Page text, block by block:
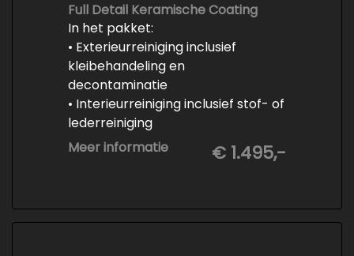
polijsten
Full Detail Keramische Coating
In het pakket:
• Exterieurreiniging inclusief
kleibehandeling en
decontaminatie
• Interieurreiniging inclusief stof- of
lederreiniging
• 3-staps lakcorrectie
• Keramische Coating (+/- 5 jaar)
Meer informatie € 1.495,-